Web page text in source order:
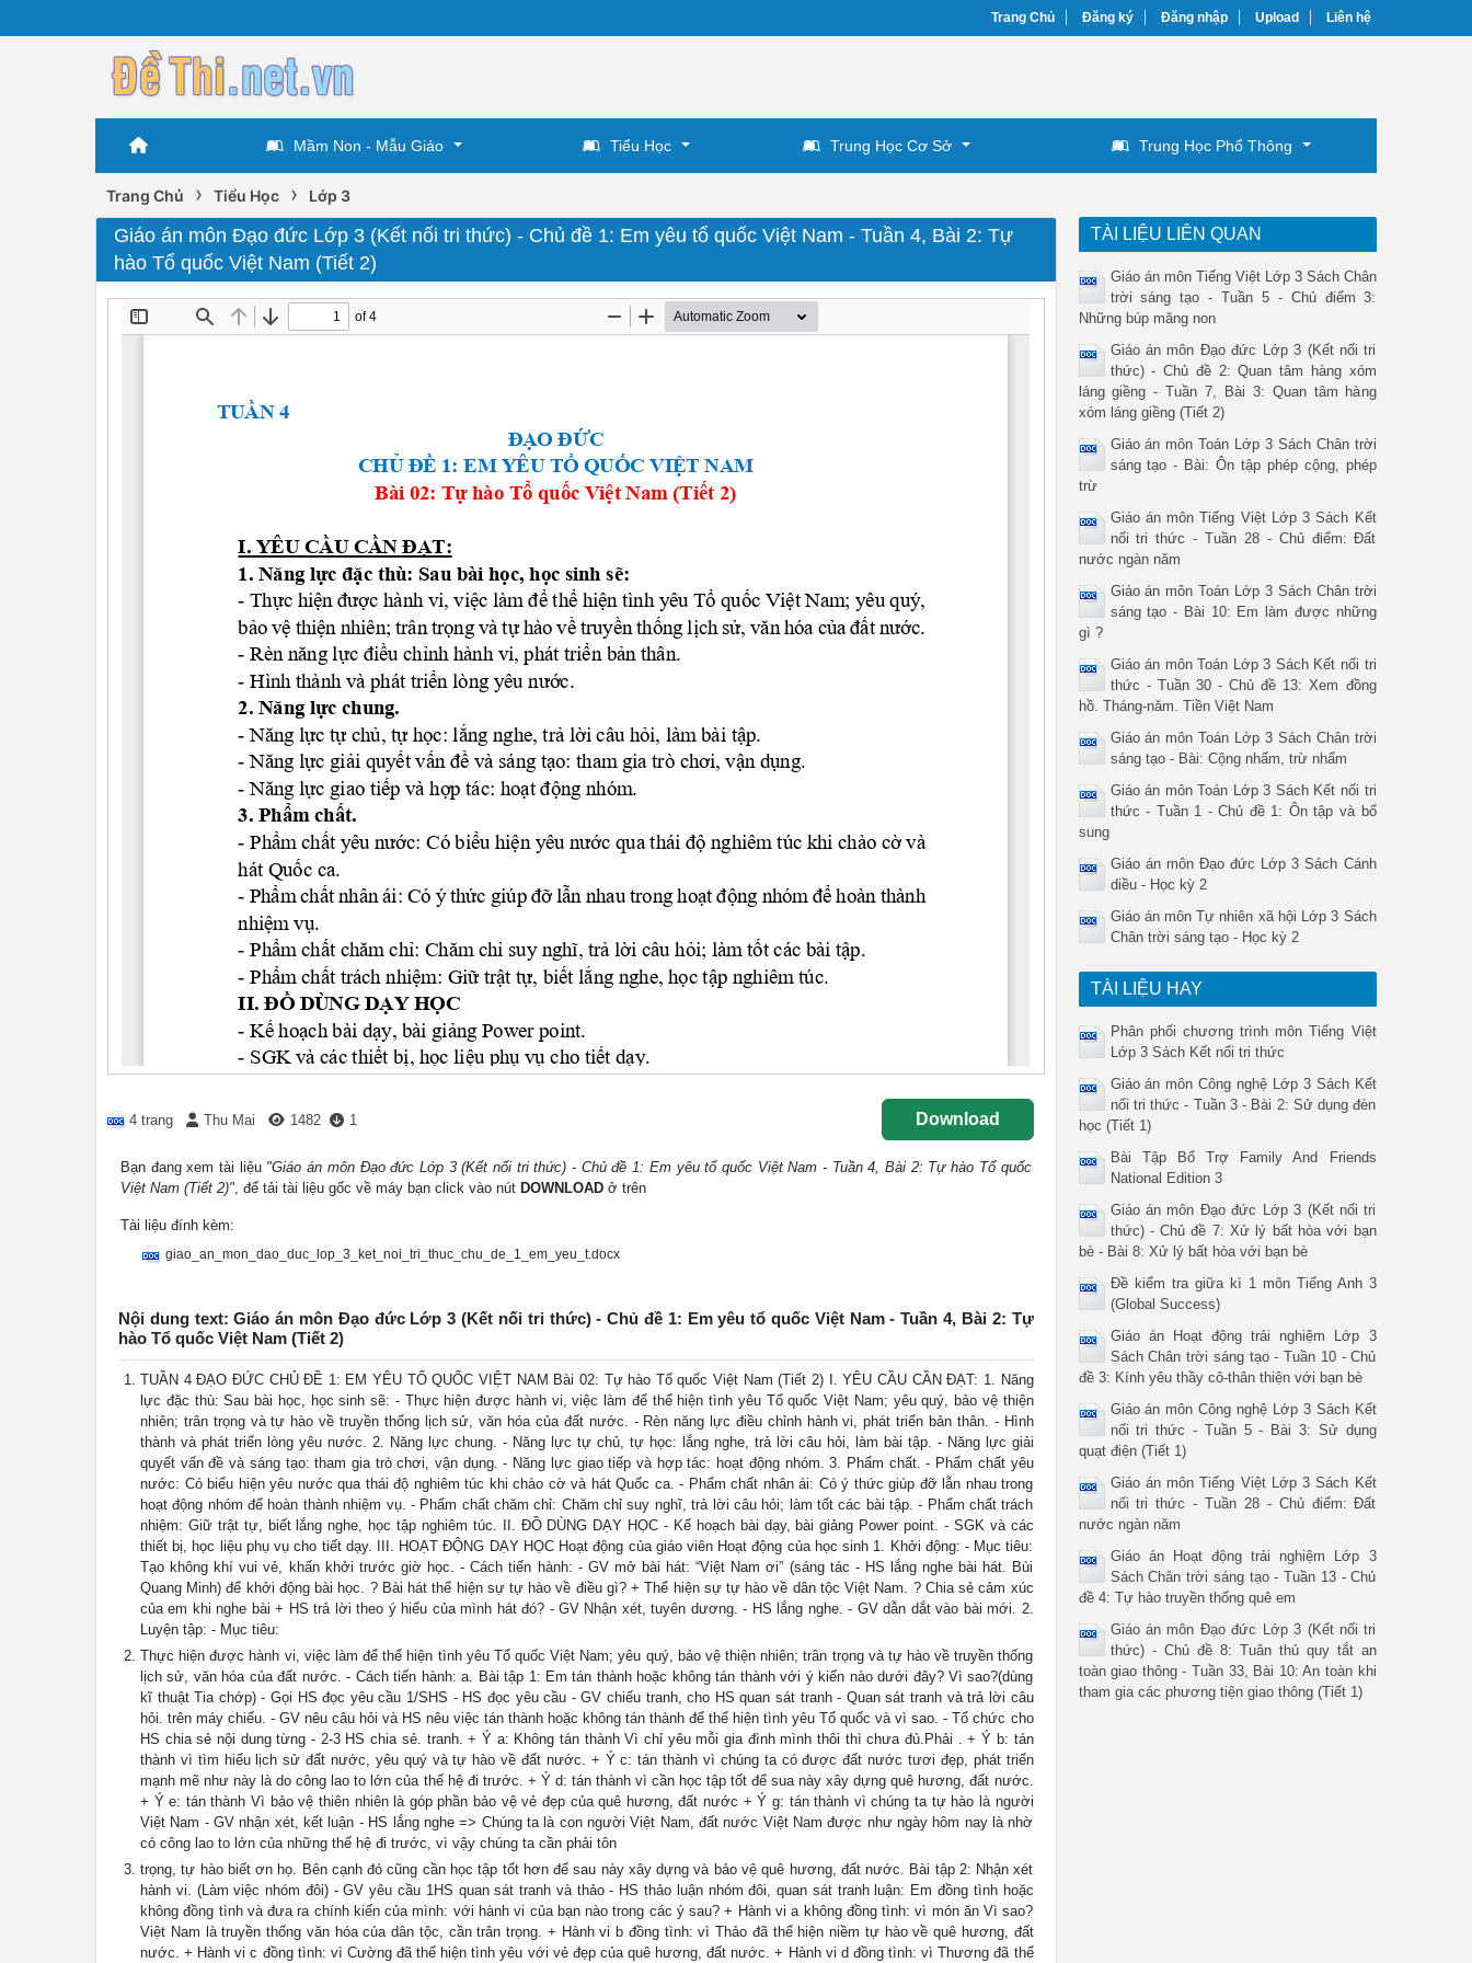
Trang Chủ Đăng ký Đăng nhập Upload Liên hệ
Mầm Non - Mẫu Giáo Tiểu Học Trung Học Cơ Sở Trung Học Phổ Thông
Trang Chủ › Tiểu Học › Lớp 3
Giáo án môn Đạo đức Lớp 3 (Kết nối tri thức) - Chủ đề 1: Em yêu tổ quốc Việt Nam - Tuần 4, Bài 2: Tự
hào Tổ quốc Việt Nam (Tiết 2)
4 trang Thu Mai 1482 1 Download
Bạn đang xem tài liệu "Giáo án môn Đạo đức Lớp 3 (Kết nối tri thức) - Chủ đề 1: Em yêu tổ quốc Việt Nam - Tuần 4, Bài 2: Tự hào Tổ quốc
Việt Nam (Tiết 2)" , để tải tài liệu gốc về máy bạn click vào nút DOWNLOAD ở trên
Tài liệu đính kèm:
giao_an_mon_dao_duc_lop_3_ket_noi_tri_thuc_chu_de_1_em_yeu_t.docx
Nội dung text: Giáo án môn Đạo đức Lớp 3 (Kết nối tri thức) - Chủ đề 1: Em yêu tổ quốc Việt Nam - Tuần 4, Bài 2: Tự
hào Tổ quốc Việt Nam (Tiết 2)
TUẦN 4 ĐẠO ĐỨC CHỦ ĐỀ 1: EM YÊU TỔ QUỐC VIỆT NAM Bài 02: Tự hào Tổ quốc Việt Nam (Tiết 2) I. YÊU CẦU CẦN ĐẠT: 1. Năng
lực đặc thù: Sau bài học, học sinh sẽ: - Thực hiện được hành vi, việc làm để thể hiện tình yêu Tổ quốc Việt Nam; yêu quý, bảo vệ thiện
nhiên; trân trọng và tự hào về truyền thống lịch sử, văn hóa của đất nước. - Rèn năng lực điều chỉnh hành vi, phát triển bản thân. - Hình
thành và phát triển lòng yêu nước. 2. Năng lực chung. - Năng lực tự chủ, tự học: lắng nghe, trả lời câu hỏi, làm bài tập. - Năng lực giải
quyết vấn đề và sáng tạo: tham gia trò chơi, vận dụng. - Năng lực giao tiếp và hợp tác: hoạt động nhóm. 3. Phẩm chất. - Phẩm chất yêu
nước: Có biểu hiện yêu nước qua thái độ nghiêm túc khi chào cờ và hát Quốc ca. - Phẩm chất nhân ái: Có ý thức giúp đỡ lẫn nhau trong
hoạt động nhóm để hoàn thành nhiệm vụ. - Phẩm chất chăm chỉ: Chăm chỉ suy nghĩ, trả lời câu hỏi; làm tốt các bài tập. - Phẩm chất trách
nhiệm: Giữ trật tự, biết lắng nghe, học tập nghiêm túc. II. ĐỒ DÙNG DẠY HỌC - Kế hoạch bài dạy, bài giảng Power point. - SGK và các
thiết bị, học liệu phụ vụ cho tiết dạy. III. HOẠT ĐỘNG DẠY HỌC Hoạt động của giáo viên Hoạt động của học sinh 1. Khởi động: - Mục tiêu:
Tạo không khí vui vẻ, khấn khởi trước giờ học. - Cách tiến hành: - GV mở bài hát: “Việt Nam ơi” (sáng tác - HS lắng nghe bài hát. Bùi
Quang Minh) để khởi động bài học. ? Bài hát thể hiện sự tự hào về điều gì? + Thể hiện sự tự hào về dân tộc Việt Nam. ? Chia sẻ cảm xúc
của em khi nghe bài + HS trả lời theo ý hiểu của mình hát đó? - GV Nhận xét, tuyên dương. - HS lắng nghe. - GV dẫn dắt vào bài mới. 2.
Luyện tập: - Mục tiêu:
Thực hiện được hành vi, việc làm để thể hiện tình yêu Tổ quốc Việt Nam; yêu quý, bảo vệ thiện nhiên; trân trọng và tự hào về truyền thống
lịch sử, văn hóa của đất nước. - Cách tiến hành: a. Bài tập 1: Em tán thành hoặc không tán thành với ý kiến nào dưới đây? Vì sao?(dùng
kĩ thuật Tia chớp) - Gọi HS đọc yêu cầu 1/SHS - HS đọc yêu cầu - GV chiếu tranh, cho HS quan sát tranh - Quan sát tranh và trả lời câu
hỏi. trên máy chiếu. - GV nêu câu hỏi và HS nêu việc tán thành hoặc không tán thành để thể hiện tình yêu Tổ quốc và vì sao. - Tổ chức cho
HS chia sẻ nội dung từng - 2-3 HS chia sẻ. tranh. + Ý a: Không tán thành Vì chỉ yêu mỗi gia đình mình thôi thì chưa đủ.Phải . + Ý b: tán
thành vì tìm hiểu lịch sử đất nước, yêu quý và tự hào về đất nước. + Ý c: tán thành vì chúng ta có được đất nước tươi đẹp, phát triển
mạnh mẽ như này là do công lao to lớn của thế hệ đi trước. + Ý d: tán thành vì cần học tập tốt để sua này xây dựng quê hương, đất nước.
+ Ý e: tán thành Vì bảo vệ thiên nhiên là góp phần bảo vệ vẻ đẹp của quê hương, đất nước + Ý g: tán thành vì chúng ta tự hào là người
Việt Nam - GV nhận xét, kết luận - HS lắng nghe => Chúng ta là con người Việt Nam, đất nước Việt Nam được như ngày hôm nay là nhờ
có công lao to lớn của những thế hệ đi trước, vì vậy chúng ta cần phải tôn
trọng, tự hào biết ơn họ. Bên cạnh đó cũng cần học tập tốt hơn để sau này xây dựng và bảo vệ quê hương, đất nước. Bài tập 2: Nhận xét
hành vi. (Làm việc nhóm đôi) - GV yêu cầu 1HS quan sát tranh và thảo - HS thảo luận nhóm đôi, quan sát tranh luận: Em đồng tình hoặc
không đồng tình và đưa ra chính kiến của mình: với hành vi của bạn nào trong các ý sau? + Hành vi a không đồng tình: vì món ăn Vì sao?
Việt Nam là truyền thống văn hóa của dân tộc, cần trân trọng. + Hành vi b đồng tình: vì Thảo đã thể hiện niềm tự hào về quê hương, đất
nước. + Hành vi c đồng tình: vì Cường đã thể hiện tình yêu với vẻ đẹp của quê hương, đất nước. + Hành vi d đồng tình: vì Thương đã thể
TÀI LIỆU LIÊN QUAN
Giáo án môn Tiếng Việt Lớp 3 Sách Chân
trời sáng tạo - Tuần 5 - Chủ điểm 3:
Những búp măng non
Giáo án môn Đạo đức Lớp 3 (Kết nối tri
thức) - Chủ đề 2: Quan tâm hàng xóm
láng giềng - Tuần 7, Bài 3: Quan tâm hàng
xóm láng giềng (Tiết 2)
Giáo án môn Toán Lớp 3 Sách Chân trời
sáng tạo - Bài: Ôn tập phép cộng, phép
trừ
Giáo án môn Tiếng Việt Lớp 3 Sách Kết
nối tri thức - Tuần 28 - Chủ điểm: Đất
nước ngàn năm
Giáo án môn Toán Lớp 3 Sách Chân trời
sáng tạo - Bài 10: Em làm được những
gì ?
Giáo án môn Toán Lớp 3 Sách Kết nối tri
thức - Tuần 30 - Chủ đề 13: Xem đồng
hồ. Tháng-năm. Tiền Việt Nam
Giáo án môn Toán Lớp 3 Sách Chân trời
sáng tạo - Bài: Cộng nhẩm, trừ nhẩm
Giáo án môn Toán Lớp 3 Sách Kết nối tri
thức - Tuần 1 - Chủ đề 1: Ôn tập và bổ
sung
Giáo án môn Đạo đức Lớp 3 Sách Cánh
diều - Học kỳ 2
Giáo án môn Tự nhiên xã hội Lớp 3 Sách
Chân trời sáng tạo - Học kỳ 2
TÀI LIỆU HAY
Phân phối chương trình môn Tiếng Việt
Lớp 3 Sách Kết nối tri thức
Giáo án môn Công nghệ Lớp 3 Sách Kết
nối tri thức - Tuần 3 - Bài 2: Sử dụng đèn
học (Tiết 1)
Bài Tập Bổ Trợ Family And Friends
National Edition 3
Giáo án môn Đạo đức Lớp 3 (Kết nối tri
thức) - Chủ đề 7: Xử lý bất hòa với bạn
bè - Bài 8: Xử lý bất hòa với bạn bè
Đề kiểm tra giữa kì 1 môn Tiếng Anh 3
(Global Success)
Giáo án Hoạt động trải nghiệm Lớp 3
Sách Chân trời sáng tạo - Tuần 10 - Chủ
đề 3: Kính yêu thầy cô-thân thiện với bạn bè
Giáo án môn Công nghệ Lớp 3 Sách Kết
nối tri thức - Tuần 5 - Bài 3: Sử dụng
quạt điện (Tiết 1)
Giáo án môn Tiếng Việt Lớp 3 Sách Kết
nối tri thức - Tuần 28 - Chủ điểm: Đất
nước ngàn năm
Giáo án Hoạt động trải nghiệm Lớp 3
Sách Chân trời sáng tạo - Tuần 13 - Chủ
đề 4: Tự hào truyền thống quê em
Giáo án môn Đạo đức Lớp 3 (Kết nối tri
thức) - Chủ đề 8: Tuân thủ quy tắt an
toàn giao thông - Tuần 33, Bài 10: An toàn khi
tham gia các phương tiện giao thông (Tiết 1)